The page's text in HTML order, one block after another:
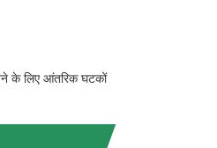
के लिए आंतरिक घटकों